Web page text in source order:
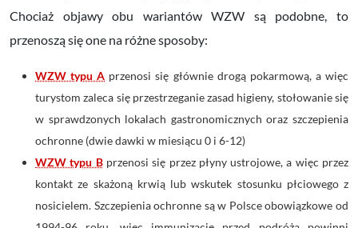
Chociaż objawy obu wariantów WZW są podobne, to
przenoszą się one na różne sposoby:
WZW typu A przenosi się głównie drogą pokarmową, a więc
turystom zaleca się przestrzeganie zasad higieny, stołowanie się
w sprawdzonych lokalach gastronomicznych oraz szczepienia
ochronne (dwie dawki w miesiącu 0 i 6-12)
WZW typu Bprzenosi się przez płyny ustrojowe, a więc przez
kontakt ze skażoną krwią lub wskutek stosunku płciowego z
nosicielem. Szczepienia ochronne są w Polsce obowiązkowe od